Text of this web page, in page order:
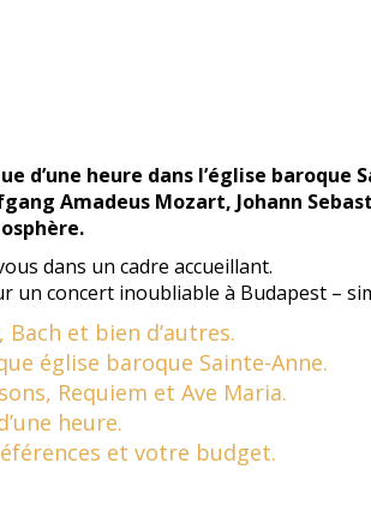
d’une heure dans l’église baroque
Amadeus Mozart, Johann
dans un cadre accueillant.
un concert inoubliable à Budapest –
et bien d’autres.
église baroque Sainte-Anne.
Requiem et Ave Maria.
heure.
et votre budget.